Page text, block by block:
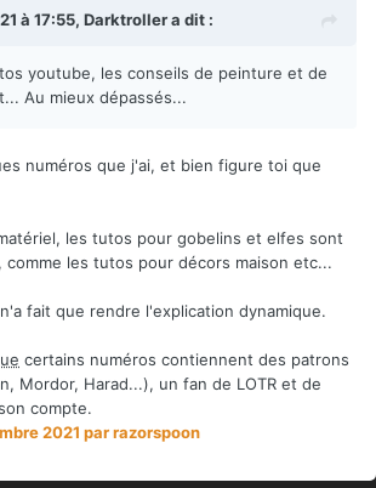
à 17:55, Darktrollera dit :
youtube, les conseils de peinture et de
Au mieux dépassés...
numéros que j'ai, et bien figure toi que
les tutos pour gobelins et elfes sont
les tutos pour décors maison etc...
fait que rendre l'explication dynamique.
certains numéros contiennent des patrons
Mordor, Harad...), un fan de LOTR et de
compte.
2021 par razorspoon